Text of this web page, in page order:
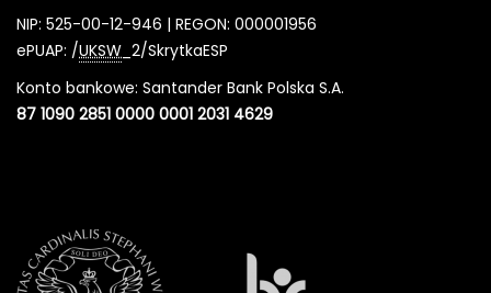
NIP: 525-00-12-946 | REGON: 000001956
ePUAP: /UKSW _2/SkrytkaESP
Konto bankowe: Santander Bank Polska S.A.
87 1090 2851 0000 0001 2031 4629